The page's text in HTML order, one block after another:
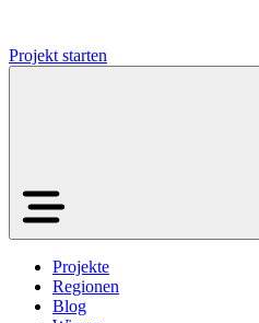
Projekt starten
Projekte
Regionen
Blog